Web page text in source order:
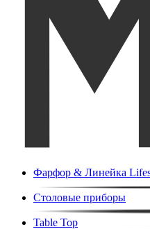
Фарфор & Линейка
Столовые приборы
Table Top